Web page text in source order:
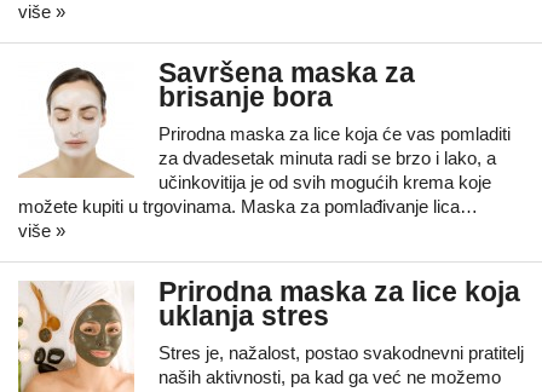
više »
Savršena maska za
brisanje bora
Prirodna maska za lice koja će vas pomladiti
za dvadesetak minuta radi se brzo i lako, a
učinkovitija je od svih mogućih krema koje
možete kupiti u trgovinama. Maska za pomlađivanje lica…
više »
Prirodna maska za lice koja
uklanja stres
Stres je, nažalost, postao svakodnevni pratitelj
naših aktivnosti, pa kad ga već ne možemo